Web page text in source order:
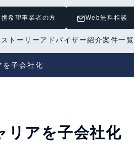
希望事業者の方 Web無料相談
トーリーアドバイザー紹介案件一覧
子会社化
リアを子会社化